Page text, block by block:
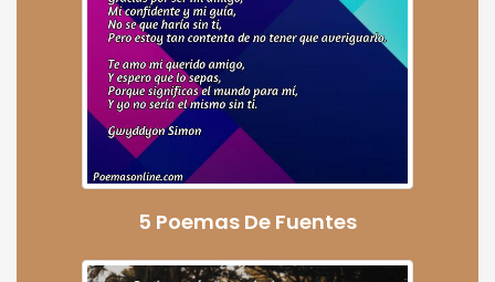
5 Poemas De Fuentes